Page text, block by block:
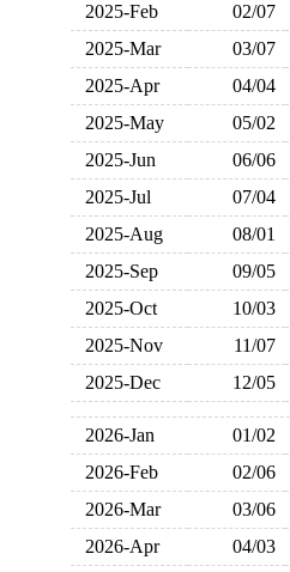
2025-Feb
02/07
2025-Mar
03/07
2025-Apr
04/04
2025-May
05/02
2025-Jun
06/06
2025-Jul
07/04
2025-Aug
08/01
2025-Sep
09/05
2025-Oct
10/03
2025-Nov
11/07
2025-Dec
12/05
2026-Jan 01/02
2026-Feb
02/06
2026-Mar
03/06
2026-Apr
04/03